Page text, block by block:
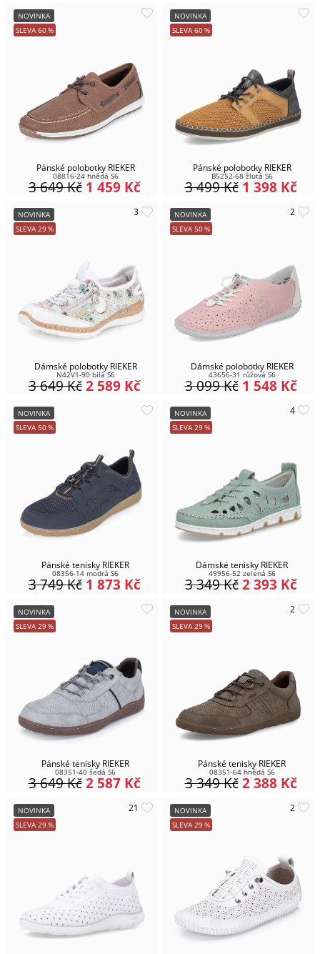
NOVINKA
SLEVA 60%
Pánské polobotky RIEKER
08816-24 hnědá S6
1 459 Kč
3 649Kč
NOVINKA
SLEVA 60%
Pánské polobotky RIEKER
B5252-68 žlutá S6
1 398 Kč
3 499Kč
NOVINKA
SLEVA 29%
Dámské polobotky RIEKER
N42V1-90 bílá S6
2 589 Kč
3 649Kč
NOVINKA
SLEVA 50%
Dámské polobotky RIEKER
43656-31 růžová S6
1 548 Kč
3 099Kč
NOVINKA
SLEVA 50%
Pánské tenisky RIEKER
08356-14 modrá S6
1 873 Kč
3 749Kč
NOVINKA
SLEVA 29%
Dámské tenisky RIEKER
49956-52 zelená S6
2 393 Kč
3 349Kč
NOVINKA
SLEVA 29%
Pánské tenisky RIEKER
08351-40 šedá S6
2 587 Kč
3 649Kč
NOVINKA
SLEVA 29%
Pánské tenisky RIEKER
08351-64 hnědá S6
2 388 Kč
3 349Kč
NOVINKA
SLEVA 29%
NOVINKA
SLEVA 29%